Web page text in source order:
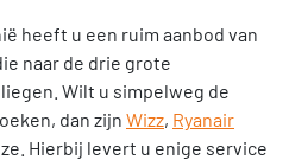
heeft u een ruim aanbod van
naar de drie grote
Wilt u simpelweg de
dan zijn Wizz, Ryanair
Hierbij levert u enige service